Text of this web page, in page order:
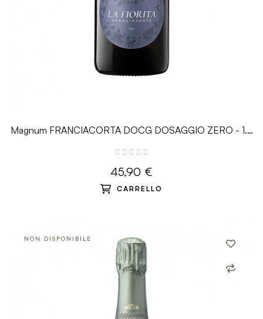
Magnum FRANCIACORTA DOCG DOSAGGIO ZERO - 1.5
45,90 €
CARRELLO
NON DISPONIBILE